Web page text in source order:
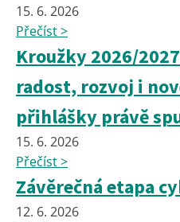
15. 6. 2026
Přečíst >
Kroužky 2026/
radost, rozvoj i
přihlášky právě
15. 6. 2026
Přečíst >
Závěrečná etapa
12. 6. 2026